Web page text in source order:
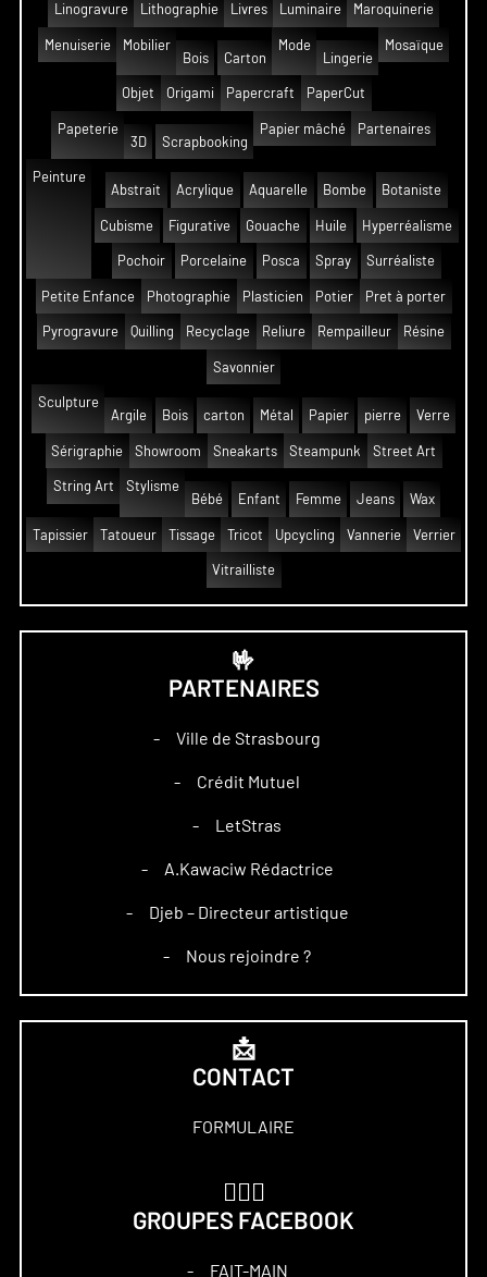
Linogravure Lithographie Livres Luminaire Maroquinerie
Menuiserie
Mobilier
Bois
Carton
Mode
Lingerie
Mosaïque
Objet Origami Papercraft PaperCut
Papeterie
3D
Scrapbooking
Papier mâché Partenaires
Peinture
Abstrait
Acrylique Aquarelle Bombe Botaniste
Cubisme Figurative Gouache Huile Hyperréalisme
Pochoir Porcelaine Posca Spray Surréaliste
Petite Enfance Photographie Plasticien Potier Pret à porter
Pyrogravure Quilling Recyclage Reliure Rempailleur Résine
Savonnier
Sculpture
Argile
Bois carton Métal Papier pierre Verre
Sérigraphie Showroom Sneakarts Steampunk Street Art
String Art
Stylisme
Bébé
Enfant Femme Jeans Wax
Tapissier Tatoueur Tissage Tricot Upcycling Vannerie Verrier
Vitrailliste
🤟
PARTENAIRES
– Ville de Strasbourg
– Crédit Mutuel
– LetStras
– A.Kawaciw Rédactrice
– Djeb – Directeur artistique
– Nous rejoindre ?
📩
CONTACT
FORMULAIRE
GROUPES FACEBOOK
– FAIT-MAIN